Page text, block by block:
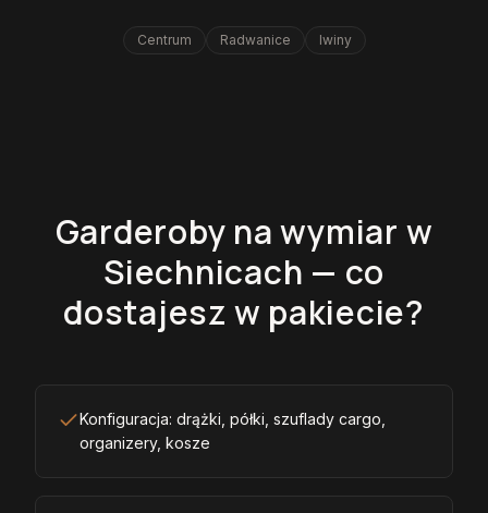
Centrum Radwanice Iwiny
Garderoby na wymiar w
Siechnicach — co
dostajesz w pakiecie?
Konfiguracja: drążki, półki, szuflady cargo,
organizery, kosze